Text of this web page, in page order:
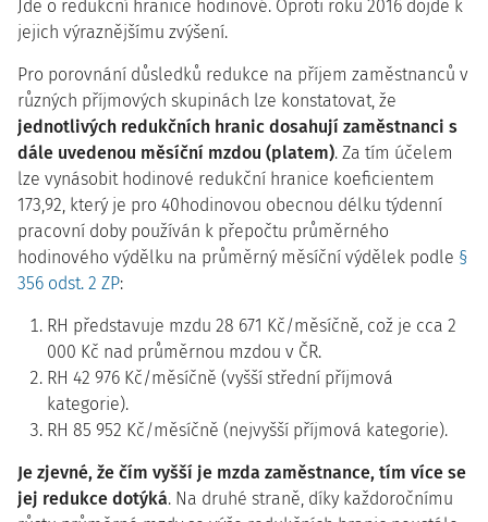
Jde o redukční hranice hodinové. Oproti roku 2016 dojde k
jejich výraznějšímu zvýšení.
Pro porovnání důsledků redukce na příjem zaměstnanců v
různých příjmových skupinách lze konstatovat, že
jednotlivých redukčních hranic dosahují zaměstnanci s
dále uvedenou měsíční mzdou (platem). Za tím účelem
lze vynásobit hodinové redukční hranice koeficientem
173,92, který je pro 40hodinovou obecnou délku týdenní
pracovní doby používán k přepočtu průměrného
hodinového výdělku na průměrný měsíční výdělek podle §
356 odst. 2 ZP:
RH představuje mzdu 28 671 Kč/měsíčně, což je cca 2
000 Kč nad průměrnou mzdou v ČR.
RH 42 976 Kč/měsíčně (vyšší střední příjmová
kategorie).
RH 85 952 Kč/měsíčně (nejvyšší příjmová kategorie).
Je zjevné, že čím vyšší je mzda zaměstnance, tím více se
jej redukce dotýká. Na druhé straně, díky každoročnímu